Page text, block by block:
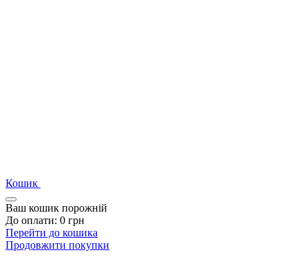
Кошик
Ваш кошик порожній
До оплати: 0 грн
Перейти до кошика
Продовжити покупки